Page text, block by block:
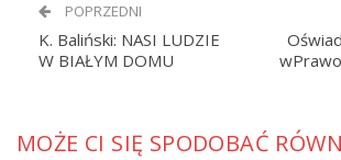
POPRZEDNI
K. Baliński: NASI LUDZIE
W BIAŁYM DOMU
MOŻE CI SIĘ SPODOBAĆ